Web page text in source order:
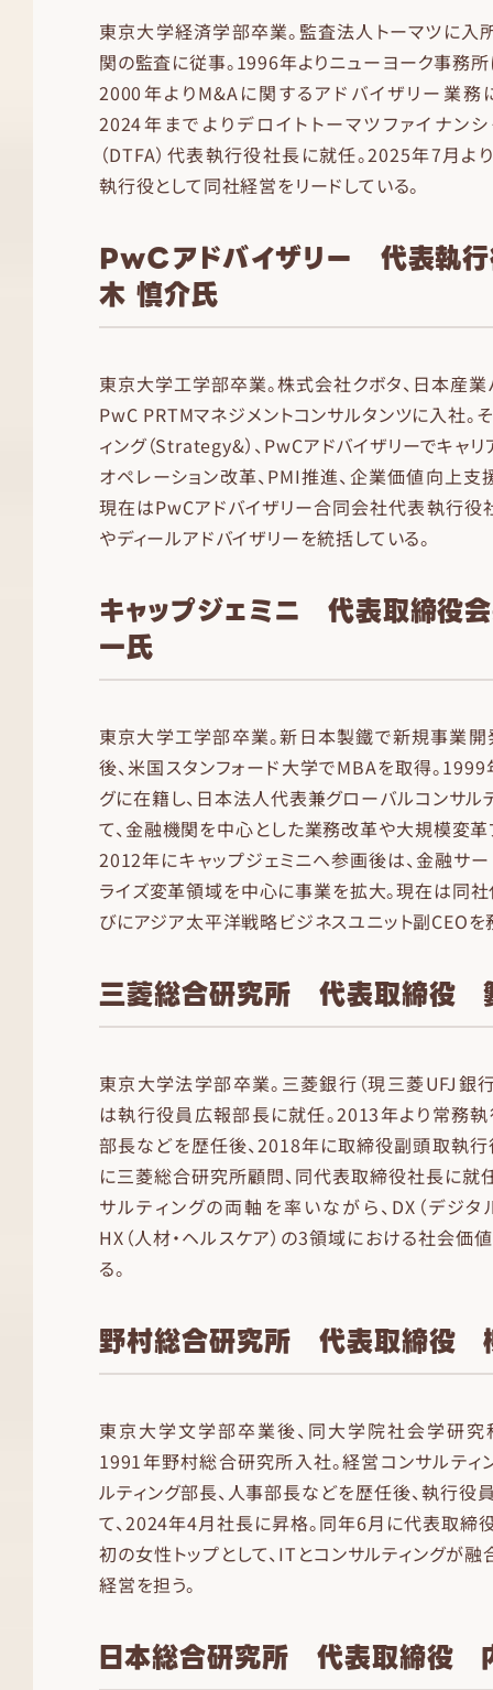
東京大学経済学部卒業。監査法人トーマツに入
関の監査に従事。1996年よりニューヨーク事務
2000年よりM&Aに関するアドバイザリー業務
2024年までよりデロイトトーマツファイナン
（DTFA）代表執行役社長に就任。2025年7月よ
執行役として同社経営をリードしている。
PwCアドバイザリー 代表執
木 慎介氏
東京大学工学部卒業。株式会社クボタ、日本産業
PwC PRTMマネジメントコンサルタンツに入社。
ィング（Strategy&）、PwCアドバイザリーでキャ
オペレーション改革、PMI推進、企業価値向上支
現在はPwCアドバイザリー合同会社代表執行役
やディールアドバイザリーを統括している。
キャップジェミニ 代表取締役
一氏
東京大学工学部卒業。新日本製鐵で新規事業
後、米国スタンフォード大学でMBAを取得。1999
グに在籍し、日本法人代表兼グローバルコンサル
て、金融機関を中心とした業務改革や大規模変革
2012年にキャップジェミニへ参画後は、金融サー
ライズ変革領域を中心に事業を拡大。現在は同
びにアジア太平洋戦略ビジネスユニット副CEOを
三菱総合研究所 代表取締役
東京大学法学部卒業。三菱銀行（現三菱UFJ銀
は執行役員広報部長に就任。2013年より常務
部長などを歴任後、2018年に取締役副頭取執
に三菱総合研究所顧問、同代表取締役社長に就任
サルティングの両軸を率いながら、DX（デジタル
HX（人材・ヘルスケア）の3領域における社会価
る。
野村総合研究所 代表取締役
東京大学文学部卒業後、同大学院社会学研究
1991年野村総合研究所入社。経営コンサルティ
ルティング部長、人事部長などを歴任後、執行役
て、2024年4月社長に昇格。同年6月に代表取締
初の女性トップとして、ITとコンサルティングが
経営を担う。
日本総合研究所 代表取締役